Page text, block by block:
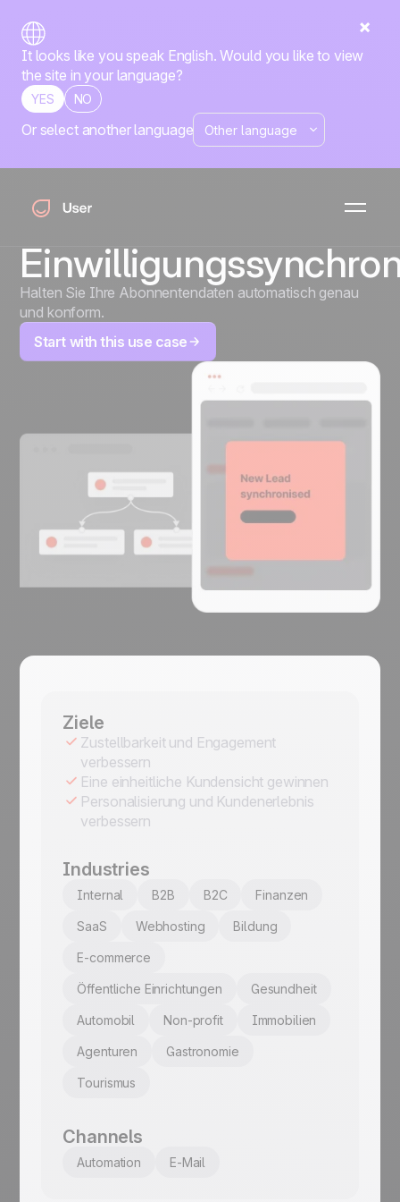
It looks like you speak English. Would you like to view
the site in your language?
YES NO
Or select another language
E-Mail-
Automatisierte
Halten Sie Ihre Abonnentendaten automatisch genau
und konform.
Start with this use case
Ziele
Zustellbarkeit und Engagement
verbessern
Eine einheitliche Kundensicht gewinnen
Personalisierung und Kundenerlebnis
verbessern
Industries
Internal B2B B2C Finanzen
SaaS Webhosting Bildung
E-commerce
Öffentliche Einrichtungen Gesundheit
Automobil Non-profit Immobilien
Agenturen Gastronomie
Tourismus
Channels
Automation E-Mail